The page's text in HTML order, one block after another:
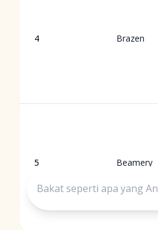
4 Brazen
5 Beamery